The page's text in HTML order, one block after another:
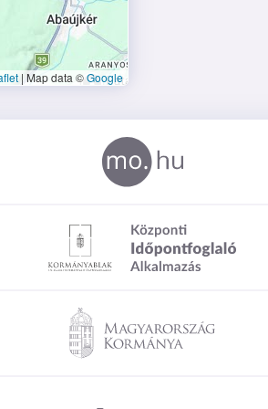
| Map data ©Google